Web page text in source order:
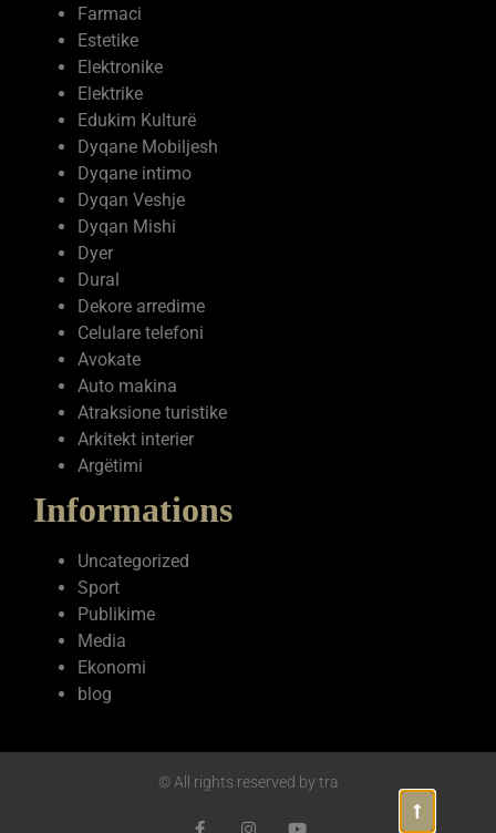
Farmaci
Estetike
Elektronike
Elektrike
Edukim Kulturë
Dyqane Mobiljesh
Dyqane intimo
Dyqan Veshje
Dyqan Mishi
Dyer
Dural
Dekore arredime
Celulare telefoni
Avokate
Auto makina
Atraksione turistike
Arkitekt interier
Argëtimi
Informations
Uncategorized
Sport
Publikime
Media
Ekonomi
blog
© All rights reserved by tra